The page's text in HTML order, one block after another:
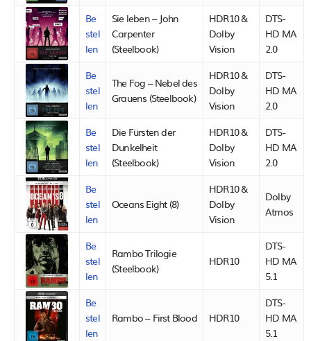
Be
stel
len
Sie leben – John
Carpenter
(Steelbook)
HDR10 &
Dolby
Vision
DTS-
HD MA
2.0
Be
stel
len
The Fog – Nebel des
Grauens (Steelbook)
HDR10 &
Dolby
Vision
DTS-
HD MA
2.0
Be
stel
len
Die Fürsten der
Dunkelheit
(Steelbook)
HDR10 &
Dolby
Vision
DTS-
HD MA
2.0
Be
stel
len
Oceans Eight (8)
HDR10 &
Dolby
Vision
Dolby
Atmos
Be
stel
len
Rambo Trilogie
(Steelbook)
HDR10
DTS-
HD MA
5.1
Be
stel
len
Rambo – First Blood HDR10
DTS-
HD MA
5.1